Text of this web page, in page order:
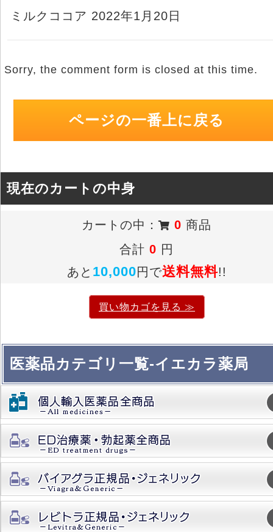
ミルクココア 2022年1月20日
Sorry, the comment form is closed at this time.
ページの一番上に戻る
現在のカートの中身
カートの中： 0 商品
合計0 円
あと 10,000円で送料無料!!
買い物カゴを見る ≫
医薬品カテゴリ一覧-イエカラ薬局